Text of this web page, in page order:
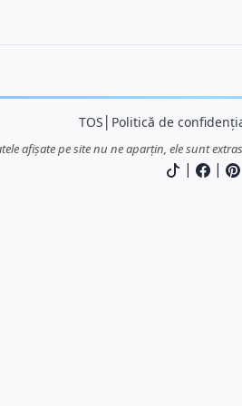
TOS Politică de
afișate pe site nu ne aparțin, ele sunt
| |